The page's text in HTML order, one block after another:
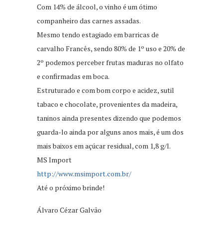
Com 14% de álcool, o vinho é um ótimo
companheiro das carnes assadas.
Mesmo tendo estagiado em barricas de
carvalho Francês, sendo 80% de 1º uso e 20% de
2º podemos perceber frutas maduras no olfato
e confirmadas em boca.
Estruturado e com bom corpo e acidez, sutil
tabaco e chocolate, provenientes da madeira,
taninos ainda presentes dizendo que podemos
guarda-lo ainda por alguns anos mais, é um dos
mais baixos em açúcar residual, com 1,8 g/l.
MS Import
http://www.msimport.com.br/
Até o próximo brinde!
Álvaro Cézar Galvão